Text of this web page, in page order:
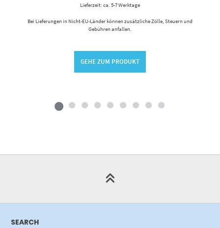
Lieferzeit: ca. 5-7 Werktage
Bei Lieferungen in Nicht-EU-Länder können zusätzliche Zölle, Steuern und
Gebühren anfallen.
GEHE ZUM PRODUKT
SEARCH